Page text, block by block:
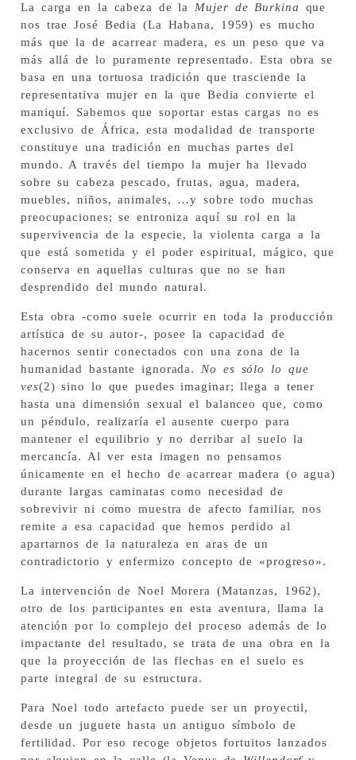
La carga en la cabeza de laMujer de Burkina
que
nos trae José Bedia (La Habana, 1959) es mucho
más que la de acarrear madera, es un peso que va
más allá de lo puramente representado. Esta obra se
basa en una tortuosa tradición que trasciende la
representativa mujer en la que Bedia convierte el
maniquí. Sabemos que soportar estas cargas no es
exclusivo de África, esta modalidad de transporte
constituye una tradición en muchas partes del
mundo. A través del tiempo la mujer ha llevado
sobre su cabeza pescado, frutas, agua, madera,
muebles, niños, animales, …y sobre todo muchas
preocupaciones; se entroniza aquí su rol en la
supervivencia de la especie, la violenta carga a la
que está sometida y el poder espiritual, mágico, que
conserva en aquellas culturas que no se han
desprendido del mundo natural.
Esta obra -como suele ocurrir en toda la producción
artística de su autor-, posee la capacidad de
hacernos sentir conectados con una zona de la
humanidad bastante ignorada.No es sólo lo que
ves(2) sino lo que puedes imaginar; llega a tener
hasta una dimensión sexual el balanceo que, como
un péndulo, realizaría el ausente cuerpo para
mantener el equilibrio y no derribar al suelo la
mercancía. Al ver esta imagen no pensamos
únicamente en el hecho de acarrear madera (o agua)
durante largas caminatas como necesidad de
sobrevivir ni como muestra de afecto familiar, nos
remite a esa capacidad que hemos perdido al
apartarnos de la naturaleza en aras de un
contradictorio y enfermizo concepto de «progreso».
La intervención de Noel Morera (Matanzas, 1962),
otro de los participantes en esta aventura, llama la
atención por lo complejo del proceso además de lo
impactante del resultado, se trata de una obra en la
que la proyección de las flechas en el suelo es
parte integral de su estructura.
Para Noel todo artefacto puede ser un proyectil,
desde un juguete hasta un antiguo símbolo de
fertilidad. Por eso recoge objetos fortuitos lanzados